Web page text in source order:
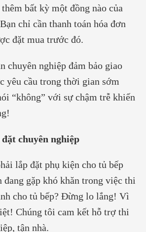
bất kỳ một đồng nào của
chỉ cần thanh toán hóa đơn
đặt mua trước đó.
chuyên nghiệp đảm bảo giao
yêu cầu trong thời gian sớm
“không” với sự chậm trễ khiến
chuyên nghiệp
lắp đặt phụ kiện cho tủ bếp
đang gặp khó khăn trong việc thi
cho tủ bếp? Đừng lo lắng! Vì
Chúng tôi cam kết hỗ trợ thi
tận nhà.